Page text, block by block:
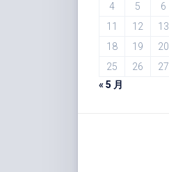
4
5 6
11
12 13
18
19 20
25
26 27
« 5 月